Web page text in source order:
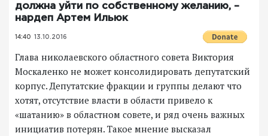
должна уйти по собственному желанию, –
нардеп Артем Ильюк
14:40 13.10.2016
Глава николаевского областного совета Виктория
Москаленко не может консолидировать депутатский
корпус. Депутатские фракции и группы делают что
хотят, отсутствие власти в области привело к
«шатанию» в областном совете, и ряд очень важных
инициатив потерян. Такое мнение высказал